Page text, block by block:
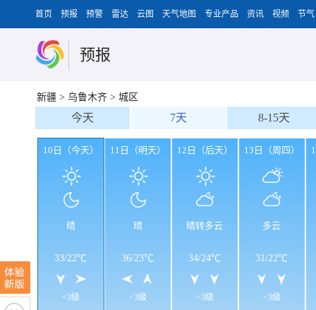
首页 预报 预警 雷达 云图 天气地图 专业产品 资讯 视频 节气
预报
新疆 > 乌鲁木齐 > 城区
今天 7天 8-15天
10日（今天）
晴
33/22℃
<3级
11日（明天）
晴
36/23℃
<3级
12日（后天）
晴转多云
34/24℃
<3级
13日（周四）
多云
31/22℃
<3级